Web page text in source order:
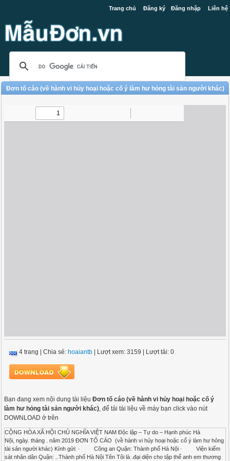
Trang chủ Đăng ký Đăng nhập Liên hệ
Đơn tố cáo (về hành vi hủy hoại hoặc cố ý làm hư hỏng tài sản người khác)
4 trang |Chia sẻ: hoaiantb | Lượt xem: 3159 | Lượt tải: 0
Bạn đang xem nội dung tài liệuĐơn tố cáo (về hành vi hủy hoại hoặc cố ý
làm hư hỏng tài sản người khác), để tải tài liệu về máy bạn click vào nút
DOWNLOAD ở trên
CỘNG HÒA XÃ HỘI CHỦ NGHĨA VIỆT NAM Độc lập – Tự do – Hạnh phúc Hà
Nội, ngày. tháng . năm 2019 ĐƠN TỐ CÁO (về hành vi hủy hoại hoặc cố ý làm hư hỏng
tài sản người khác) Kính gửi: · Công an Quận: Thành phố Hà Nội · Viện kiểm
sát nhân dân Quận: ..Thành phố Hà Nội Tên Tôi là .đại diện cho tập thể anh em thương